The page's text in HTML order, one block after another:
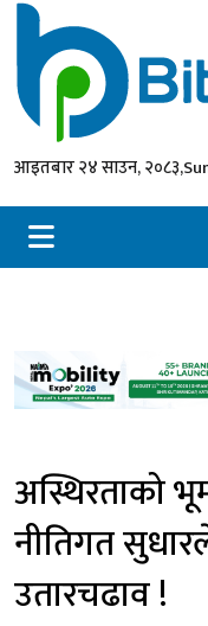
आइतबार २४ साउन, २०८३,
अस्थिरताको
नीतिगत
उतारचढाव !